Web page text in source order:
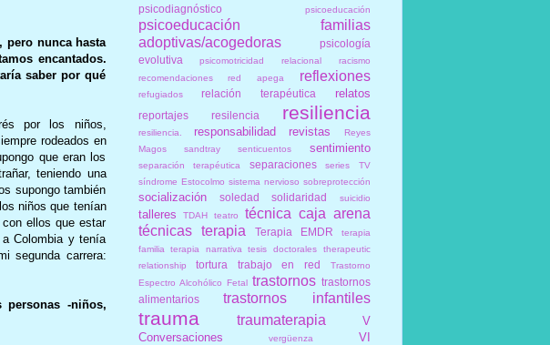
pero nunca hasta
encantados.
saber por qué
por los niños,
rodeados en
que eran los
teniendo una
supongo también
niños que tenían
ellos que estar
Colombia y tenía
segunda carrera:
-niños,
psicodiagnóstico psicoeducación
psicoeducación familias
adoptivas/acogedoras
psicología
evolutiva
psicomotricidad relacional
racismo
recomendaciones
red apega reflexiones
refugiados relación terapéutica relatos
reportajes resilencia resiliencia
resiliencia. responsabilidad revistas
Reyes
Magos
sandtray senticuentos sentimiento
separación terapéutica separaciones
series TV
síndrome Estocolmo sistema nervioso sobreprotección
socialización soledad solidaridad suicidio
talleres TDAH teatro
técnica caja arena
técnicas
terapia Terapia EMDR
terapia
familia
terapia narrativa tesis doctorales
therapeutic
relationship
tortura trabajo en red
Trastorno
Espectro Alcohólico Fetal trastornos trastornos
alimentarios
trastornos infantiles
trauma traumaterapia
V
Conversaciones
vergüenza
VI